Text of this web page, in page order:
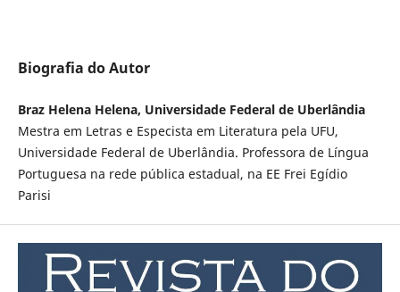
Biografia do Autor
Braz Helena Helena, Universidade Federal de Uberlândia
Mestra em Letras e Especista em Literatura pela UFU,
Universidade Federal de Uberlândia. Professora de Língua
Portuguesa na rede pública estadual, na EE Frei Egídio
Parisi